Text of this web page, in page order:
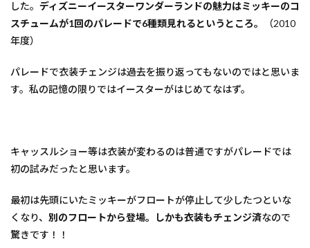
した。 ディズニーイースターワンダーランドの魅力はミッキーのコ
スチュームが1回のパレードで6種類見れるというところ。
（2010
年度）
パレードで衣装チェンジは過去を振り返ってもないのではと思いま
す。私の記憶の限りではイースターがはじめてなはず。
キャッスルショー等は衣装が変わるのは普通ですがパレードでは
初の試みだったと思います。
最初は先頭にいたミッキーがフロートが停止して少したつといな
くなり、 別のフロートから登場。しかも衣装もチェンジ済なので
驚きです！！